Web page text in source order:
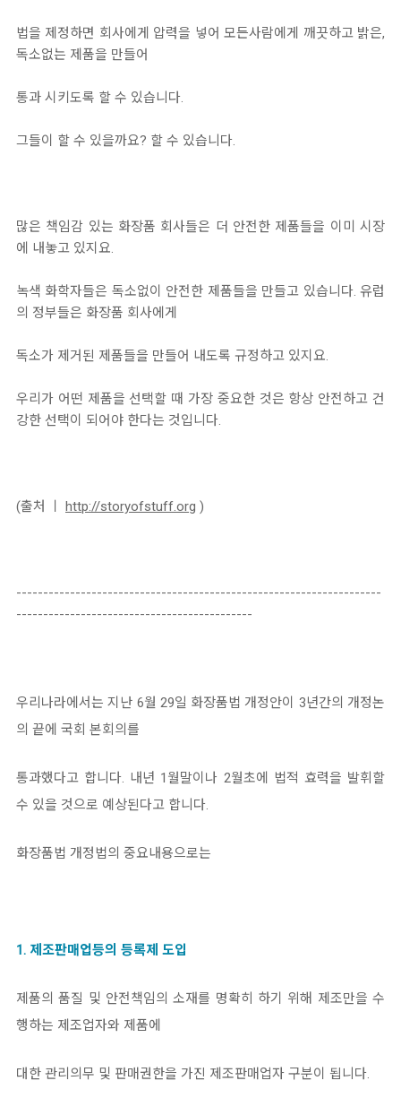
법을 제정하면 회사에게 압력을 넣어 모든사람에게 깨끗하고 밝은,
독소없는 제품을 만들어
통과 시키도록 할 수 있습니다.
그들이 할 수 있을까요? 할 수 있습니다.
많은 책임감 있는 화장품 회사들은 더 안전한 제품들을 이미 시장
에 내놓고 있지요.
녹색 화학자들은 독소없이 안전한 제품들을 만들고 있습니다. 유럽
의 정부들은 화장품 회사에게
독소가 제거된 제품들을 만들어 내도록 규정하고 있지요.
우리가 어떤 제품을 선택할 때 가장 중요한 것은 항상 안전하고 건
강한 선택이 되어야 한다는 것입니다.
(출처 ㅣ http://storyofstuff.org )
--------------------------------------------------------------------
--------------------------------------------
우리나라에서는 지난 6월 29일 화장품법 개정안이 3년간의 개정논
의 끝에 국회 본회의를
통과했다고 합니다. 내년 1월말이나 2월초에 법적 효력을 발휘할
수 있을 것으로 예상된다고 합니다.
화장품법 개정법의 중요내용으로는
1. 제조판매업등의 등록제 도입
제품의 품질 및 안전책임의 소재를 명확히 하기 위해 제조만을 수
행하는 제조업자와 제품에
대한 관리의무 및 판매권한을 가진 제조판매업자 구분이 됩니다.